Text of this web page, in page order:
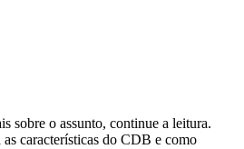
sobre o assunto, continue a leitura.
características do CDB e como